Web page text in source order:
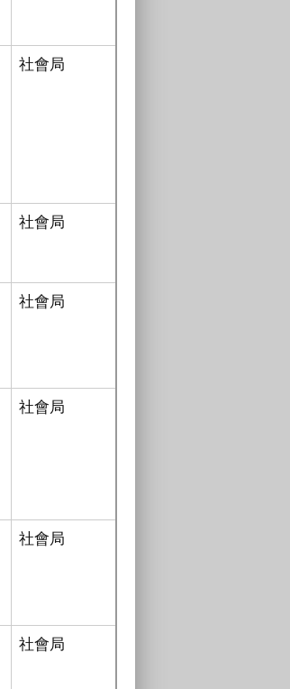
社會局
社會局
社會局
社會局
社會局
社會局